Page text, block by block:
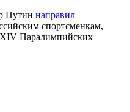
Путин направил
спортсменкам,
XIV Паралимпийских